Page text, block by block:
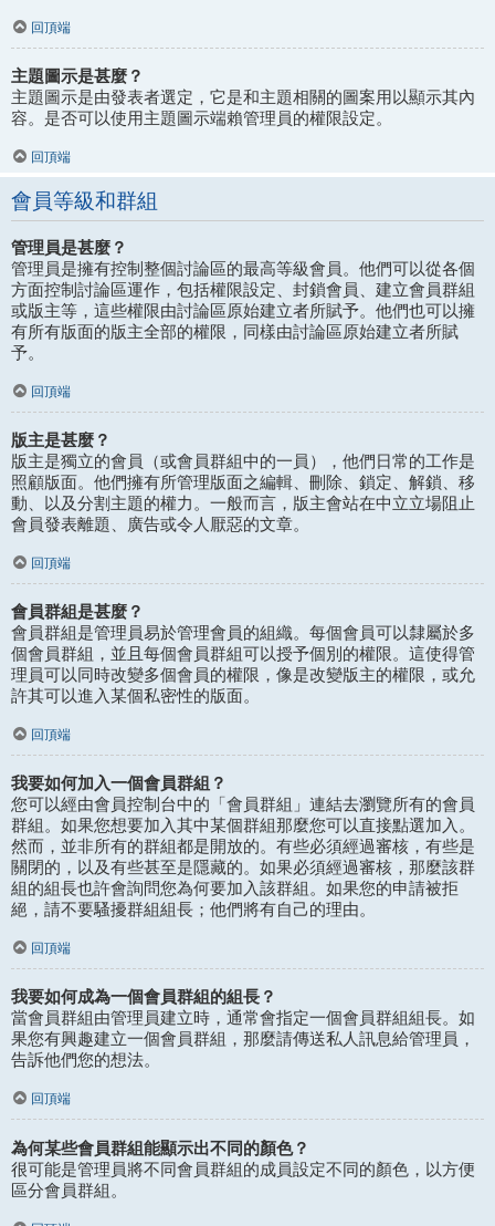
回頂端
主題圖示是甚麼？
主題圖示是由發表者選定，它是和主題相關的圖案用以顯示其內
容。是否可以使用主題圖示端賴管理員的權限設定。
回頂端
會員等級和群組
管理員是甚麼？
管理員是擁有控制整個討論區的最高等級會員。他們可以從各個
方面控制討論區運作，包括權限設定、封鎖會員、建立會員群組
或版主等，這些權限由討論區原始建立者所賦予。他們也可以擁
有所有版面的版主全部的權限，同樣由討論區原始建立者所賦
予。
回頂端
版主是甚麼？
版主是獨立的會員（或會員群組中的一員），他們日常的工作是
照顧版面。他們擁有所管理版面之編輯、刪除、鎖定、解鎖、移
動、以及分割主題的權力。一般而言，版主會站在中立立場阻止
會員發表離題、廣告或令人厭惡的文章。
回頂端
會員群組是甚麼？
會員群組是管理員易於管理會員的組織。每個會員可以隸屬於多
個會員群組，並且每個會員群組可以授予個別的權限。這使得管
理員可以同時改變多個會員的權限，像是改變版主的權限，或允
許其可以進入某個私密性的版面。
回頂端
我要如何加入一個會員群組？
您可以經由會員控制台中的「會員群組」連結去瀏覽所有的會員
群組。如果您想要加入其中某個群組那麼您可以直接點選加入。
然而，並非所有的群組都是開放的。有些必須經過審核，有些是
關閉的，以及有些甚至是隱藏的。如果必須經過審核，那麼該群
組的組長也許會詢問您為何要加入該群組。如果您的申請被拒
絕，請不要騷擾群組組長；他們將有自己的理由。
回頂端
我要如何成為一個會員群組的組長？
當會員群組由管理員建立時，通常會指定一個會員群組組長。如
果您有興趣建立一個會員群組，那麼請傳送私人訊息給管理員，
告訴他們您的想法。
回頂端
為何某些會員群組能顯示出不同的顏色？
很可能是管理員將不同會員群組的成員設定不同的顏色，以方便
區分會員群組。